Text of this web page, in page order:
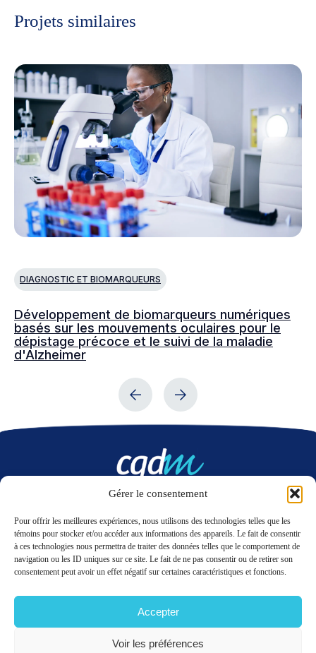
Gérer le consentement
Pour offrir les meilleures expériences, nous utilisons des technologies telles que les
témoins pour stocker et/ou accéder aux informations des appareils. Le fait de consentir
à ces technologies nous permettra de traiter des données telles que le comportement de
navigation ou les ID uniques sur ce site. Le fait de ne pas consentir ou de retirer son
consentement peut avoir un effet négatif sur certaines caractéristiques et fonctions.
Accepter
Voir les préférences
Projets similaires
DIAGNOSTIC ET BIOMARQUEURS
Développement de biomarqueurs numériques
basés sur les mouvements oculaires pour le
dépistage précoce et le suivi de la maladie
d'Alzheimer
LinkedIn Twitter
© 2026 CQDM.TOUS DROITS RÉSERVÉS.
CONDITIONS D’UTILISATION